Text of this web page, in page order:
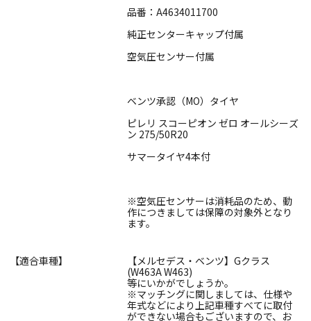
品番：A4634011700
純正センターキャップ付属
空気圧センサー付属
ベンツ承認（MO）タイヤ
ピレリ スコーピオン ゼロ オールシーズ
ン 275/50R20
サマータイヤ4本付
※空気圧センサーは消耗品のため、動
作につきましては保障の対象外となり
ます。
【適合車種】
【メルセデス・ベンツ】Gクラス
(W463A W463)
等にいかがでしょうか。
※マッチングに関しましては、仕様や
年式などにより上記車種すべてに取付
ができない場合もございますので、お